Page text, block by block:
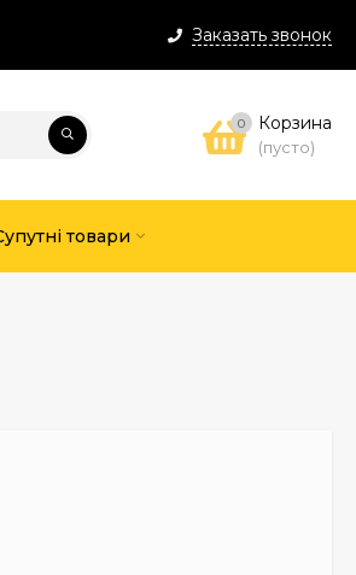
Заказать звонок
0 Корзина
(пусто)
товари